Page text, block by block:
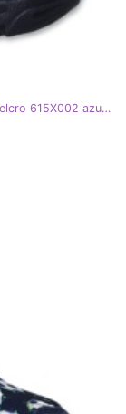
Pantalón corto trekking befado con membrana velcro 615X002 azul marino y rosa